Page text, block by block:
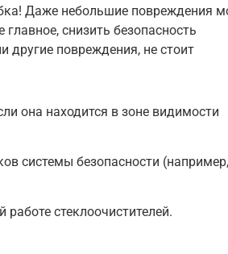
Даже небольшие повреждения
снизить безопасность
другие повреждения, не стоит
она находится в зоне видимости
системы безопасности (например,
стеклоочистителей.